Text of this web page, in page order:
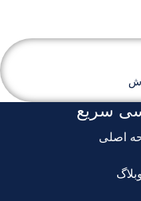
سریع
اصلی
وبلاگ